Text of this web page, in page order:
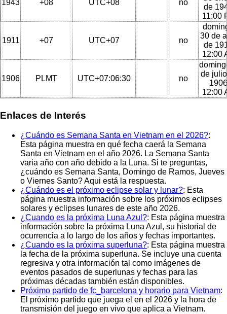
1943 +08 UTC+08 no
de
11:00
1911 +07 UTC+07 no
30 de
de
12:00
1906 PLMT UTC+07:06:30 no
de
12:00
Enlaces de Interés
¿Cuándo es Semana Santa en Vietnam en el 2026?:
Esta página muestra en qué fecha caerá la Semana
Santa en Vietnam en el año 2026. La Semana Santa
varia año con año debido a la Luna. Si te preguntas,
¿cuándo es Semana Santa, Domingo de Ramos, Jueves
o Viernes Santo? Aqui está la respuesta.
¿Cuándo es el próximo eclipse solar y lunar?: Esta
página muestra información sobre los próximos eclipses
solares y eclipses lunares de este año 2026.
¿Cuando es la próxima Luna Azul?: Esta página muestra
información sobre la próxima Luna Azul, su historial de
ocurrencia a lo largo de los años y fechas importantes.
¿Cuando es la próxima superluna?: Esta página muestra
la fecha de la próxima superluna. Se incluye una cuenta
regresiva y otra información tal como imágenes de
eventos pasados de superlunas y fechas para las
próximas décadas también están disponibles.
Próximo partido de fc_barcelona y horario para Vietnam:
El próximo partido que juega el en el 2026 y la hora de
transmisión del juego en vivo que aplica a Vietnam.